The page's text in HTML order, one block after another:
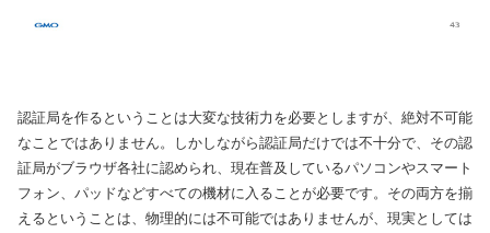
認証局を作るということは大変な技術力を必要としますが、絶対不可能
なことではありません。しかしながら認証局だけでは不十分で、その認
証局がブラウザ各社に認められ、現在普及しているパソコンやスマート
フォン、パッドなどすべての機材に入ることが必要です。その両方を揃
えるということは、物理的には不可能ではありませんが、現実としては